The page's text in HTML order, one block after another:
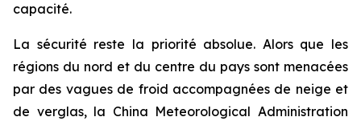
capacité.
La sécurité reste la priorité absolue. Alors que les
régions du nord et du centre du pays sont menacées
par des vagues de froid accompagnées de neige et
de verglas, la China Meteorological Administration